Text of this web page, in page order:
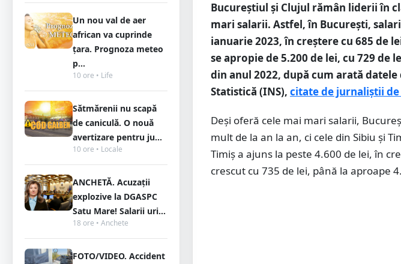
Un nou val de aer
african va cuprinde
țara. Prognoza meteo
p...
10 ore • Life
Sătmărenii nu scapă
de caniculă. O nouă
avertizare pentru ju...
10 ore • Locale
ANCHETĂ. Acuzații
explozive la DGASPC
Satu Mare! Salarii uri...
18 ore • Anchete
FOTO/VIDEO. Accident
Bucureştiul şi Clujul rămân liderii în
mari salarii. Astfel, în Bucureşti,
ianuarie 2023, în creştere cu 685 de
se apropie de 5.200 de lei, cu 729 de
din anul 2022, după cum arată
Statistică (INS), citate de jurnaliștii
Deşi oferă cele mai mari salarii,
mult de la an la an, ci cele din Sibiu şi
Timiş a ajuns la peste 4.600 de lei, în
crescut cu 735 de lei, până la aproape